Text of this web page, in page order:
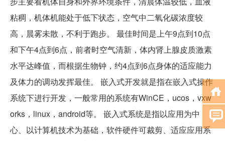
粘稠，机体机能处于低下状态，空气中二氧化碳浓度较
高，晨雾未散，不利于跑步。 最佳时间是上午9点到10点
和下午4点到6点，前者时空气清新，体内肾上腺皮质激素
水平达峰值，而根据生物钟，约4点到6点身体的适应能力
及体力的调动发挥最佳。 嵌入式开发就是指在嵌入式操作
系统下进行开发，一般常用的系统有WinCE，ucos，vxw
orks，linux，android等。 嵌入式系统是指以应用为中
心、以计算机技术为基础，软件硬件可裁剪、适应应用系